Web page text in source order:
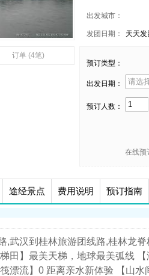
订单 (4笔)
出发城市：
发团日期： 天天
预订类型：
出发日期：
预订人数：
在线预
途经景点 费用说明 预订指南
,武汉到桂林旅游团线路,桂林龙
田】最美天梯，地球最美弧线
漂流】0 距离亲水新体验 【山